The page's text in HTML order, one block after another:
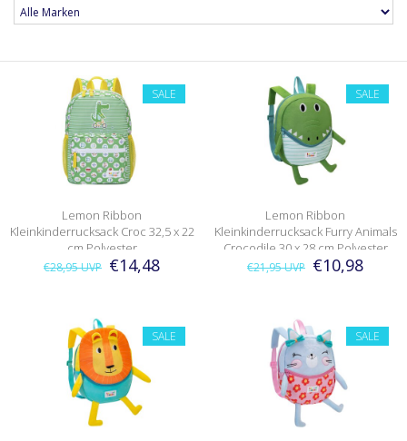
SALE
Lemon Ribbon
Kleinkinderrucksack Croc 32,5 x 22
cm Polyester
€28,95UVP €14,48
SALE
Lemon Ribbon
Kleinkinderrucksack Furry Animals
Crocodile 30 x 28 cm Polyester
€21,95UVP €10,98
SALE SALE